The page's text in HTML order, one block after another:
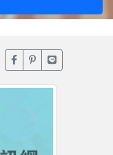
臉書分享(另開新視窗)
噗浪分享(另開新
Line分享(另